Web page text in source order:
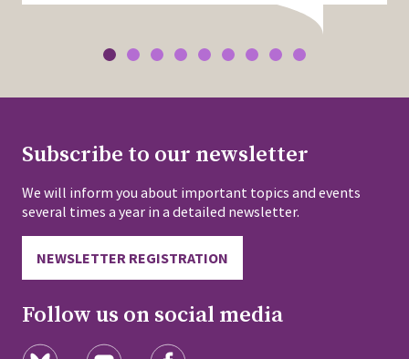
Subscribe to our newsletter
We will inform you about important topics and events
several times a year in a detailed newsletter.
NEWSLETTER REGISTRATION
Follow us on social media